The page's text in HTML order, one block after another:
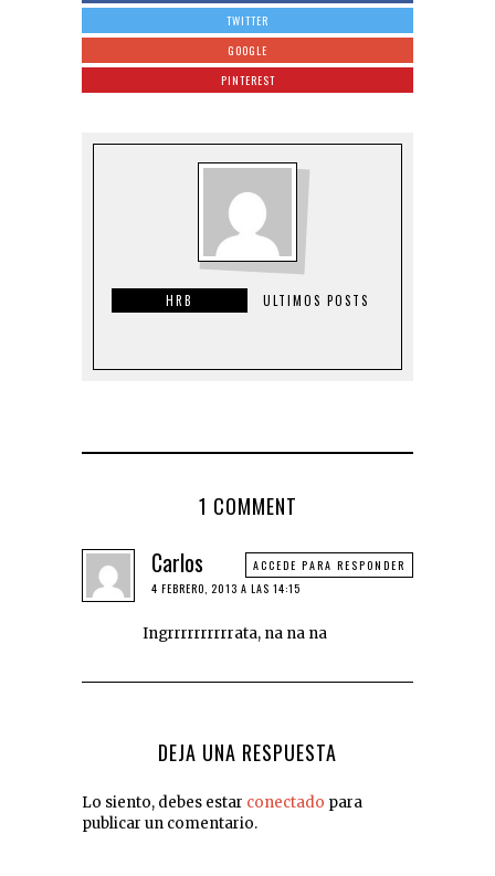
TWITTER
GOOGLE
PINTEREST
HRB ULTIMOS POSTS
1 COMMENT
Carlos
4 FEBRERO, 2013 A LAS 14:15
Ingrrrrrrrrrrata, na na na
ACCEDE PARA RESPONDER
DEJA UNA RESPUESTA
Lo siento, debes estar conectado para
publicar un comentario.